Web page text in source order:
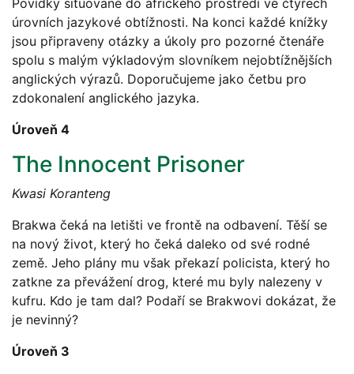
úrovních jazykové obtížnosti. Na konci každé knížky
jsou připraveny otázky a úkoly pro pozorné čtenáře
spolu s malým výkladovým slovníkem nejobtížnějších
anglických výrazů. Doporučujeme jako četbu pro
zdokonalení anglického jazyka.
Úroveň 4
The Innocent Prisoner
Kwasi Koranteng
Brakwa čeká na letišti ve frontě na odbavení. Těší se
na nový život, který ho čeká daleko od své rodné
země. Jeho plány mu však překazí policista, který ho
zatkne za převážení drog, které mu byly nalezeny v
kufru. Kdo je tam dal? Podaří se Brakwovi dokázat, že
je nevinný?
Úroveň 3